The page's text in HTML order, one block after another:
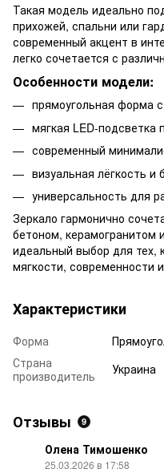
Такая модель идеально
прихожей, спальни или
современный акцент в
легко сочетается с
Особенности модели:
прямоугольная форма
мягкая LED-подсветка
современный
визуальная лёгкость
универсальность для
Зеркало гармонично
бетоном, керамогранитом
идеальный выбор для тех,
мягкости, современности
Характеристики
Форма
Страна
производитель
Украина
Отзывы 9
Олена Тимошенко
25.03.2026 в 17:58